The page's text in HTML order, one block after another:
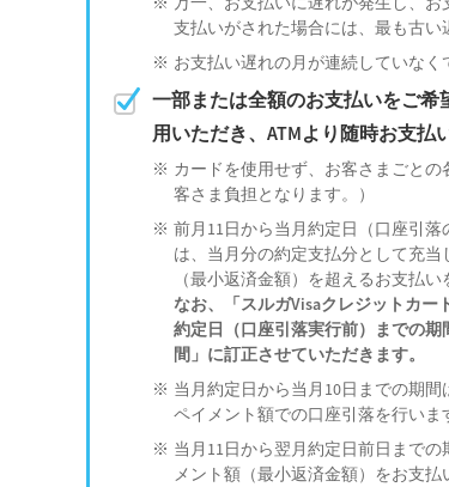
支払いがされた場合には、最も古い
お支払い遅れの月が連続していなく
一部または全額のお支払いをご希
用いただき、ATMより随時お支払
カードを使用せず、お客さまごと
客さま負担となります。）
前月11日から当月約定日（口座引
は、当月分の約定支払分として充
（最小返済金額）を超えるお支払
なお、「スルガVisaクレジットカ
約定日（口座引落実行前）までの
間」に訂正させていただきます。
当月約定日から当月10日までの期
ペイメント額での口座引落を行いま
当月11日から翌月約定日前日まで
メント額（最小返済金額）をお支